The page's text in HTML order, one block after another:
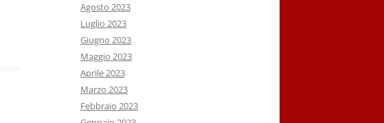
Agosto 2023
Luglio 2023
Giugno 2023
Maggio 2023
Aprile 2023
Marzo 2023
Febbraio 2023